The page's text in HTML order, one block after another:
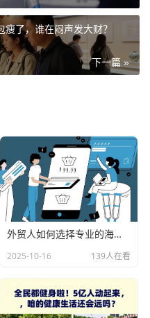
了，谁在闷声发大财？
下一篇 »
外贸人如何选择专业的海关数据公司？
2025-10-16 139人在看